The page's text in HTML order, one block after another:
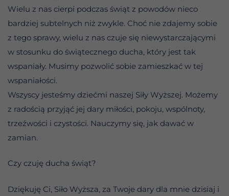
Wielu z nas cierpi podczas świąt z powodów nieco
bardziej subtelnych niż zwykle. Choć nie zdajemy sobie
z tego sprawy, wielu z nas czuje się niewystarczającymi
w stosunku do świątecznego ducha, który jest tak
wspaniały. Musimy pozwolić sobie zamieszkać w tej
wspaniałości.
Wszyscy jesteśmy dziećmi naszej Siły Wyższej. Możemy
z radością przyjąć jej dary miłości, pokoju, wspólnoty,
trzeźwości i czystości. Nauczymy się, jak dawać w
zamian.
Czy czuję ducha świąt?
Dziękuję Ci, Siło Wyższa, za Twoje dary dla mnie dzisiaj i